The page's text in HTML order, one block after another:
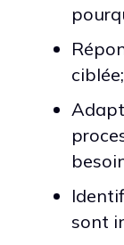
ciblée;
sont